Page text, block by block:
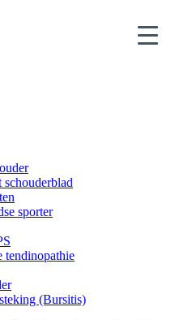
sporter
tendinopathie
(Bursitis)